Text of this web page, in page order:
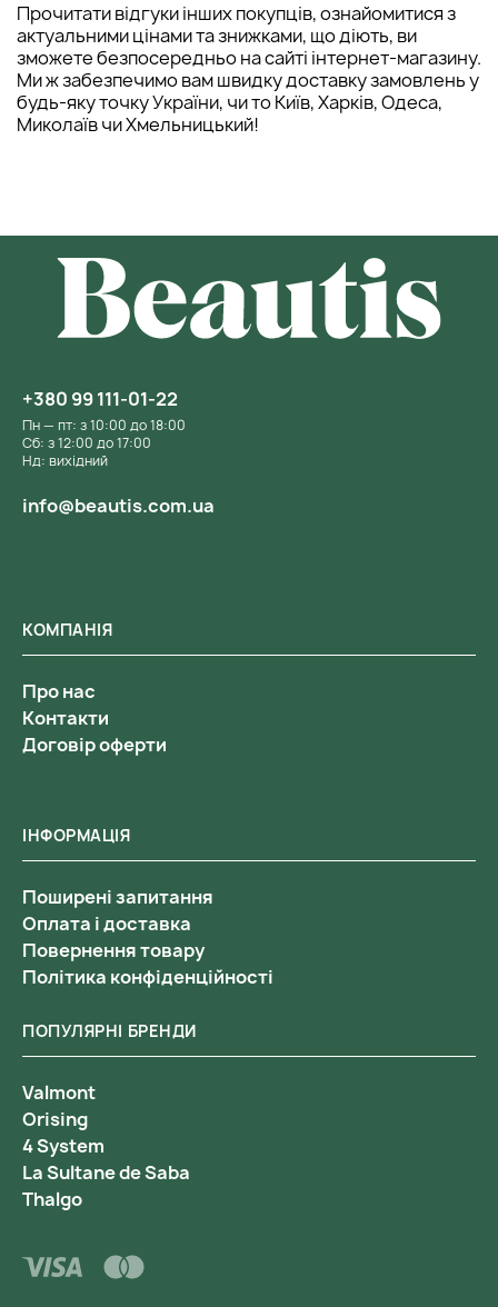
Прочитати відгуки інших покупців, ознайомитися з
актуальними цінами та знижками, що діють, ви
зможете безпосередньо на сайті інтернет-магазину.
Ми ж забезпечимо вам швидку доставку замовлень у
будь-яку точку України, чи то Київ, Харків, Одеса,
Миколаїв чи Хмельницький!
ІНФОРМАЦІЯ
Поширені запитання
Оплата і доставка
Повернення товару
Політика конфіденційності
КОМПАНІЯ
Про нас
Контакти
Договір оферти
ПОПУЛЯРНІ БРЕНДИ
Valmont
Orising
4 System
La Sultane de Saba
Thalgo
+380 99 111-01-22
Пн — пт: з 10:00 до 18:00
Сб: з 12:00 до 17:00
Нд: вихідний
info@beautis.com.ua